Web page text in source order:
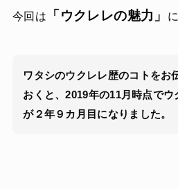
今回は 「ウクレレの魅力」
ワタシのウクレレ歴のコトをお
おくと、2019年の11月時点でウ
が２年９カ月目になりました。